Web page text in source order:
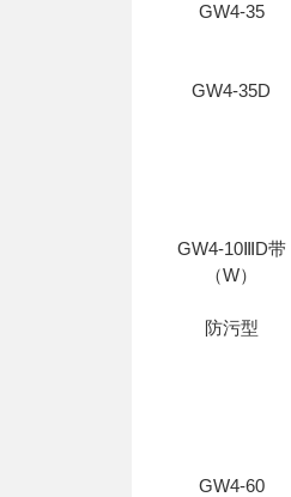
GW4-35
GW4-35D
GW4-10ⅢD带
（W）
防污型
GW4-60